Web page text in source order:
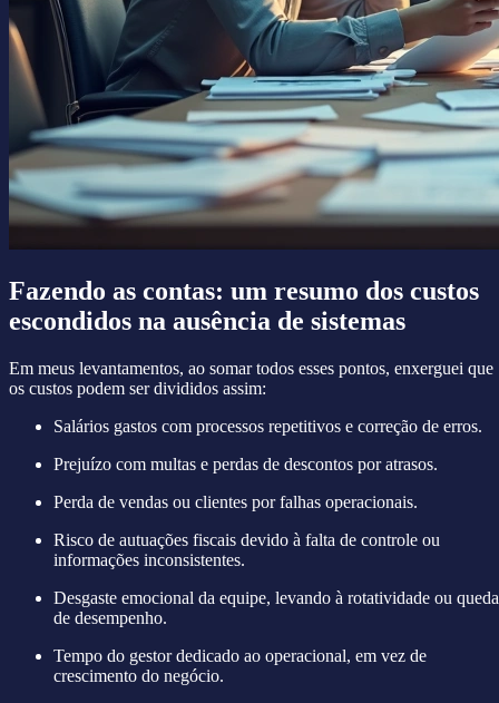
Fazendo as contas: um resumo dos custos
escondidos na ausência de sistemas
Em meus levantamentos, ao somar todos esses pontos, enxerguei que
os custos podem ser divididos assim:
Salários gastos com processos repetitivos e correção de erros.
Prejuízo com multas e perdas de descontos por atrasos.
Perda de vendas ou clientes por falhas operacionais.
Risco de autuações fiscais devido à falta de controle ou
informações inconsistentes.
Desgaste emocional da equipe, levando à rotatividade ou queda
de desempenho.
Tempo do gestor dedicado ao operacional, em vez de
crescimento do negócio.